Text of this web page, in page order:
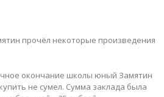
прочёл некоторые произведения
окончание школы юный Замятин
не сумел. Сумма заклада была